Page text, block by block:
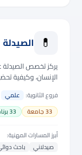
💊 الصيدلة
يركز تخصص الصيدلة
الإنسان، وكيفية
فروع الثانوية: علمي
33جامعة 33
أبرز المسارات المهنية:
صيدلاني
باحث